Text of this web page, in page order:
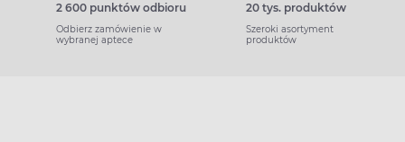
2 600 punktów odbioru
Odbierz zamówienie w
wybranej aptece
20 tys. produktów
Szeroki asortyment
produktów